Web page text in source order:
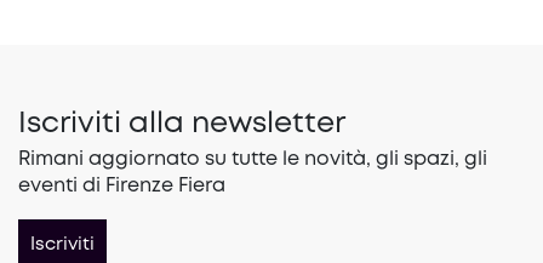
Iscriviti alla newsletter
Rimani aggiornato su tutte le novità, gli spazi, gli
eventi di Firenze Fiera
Iscriviti